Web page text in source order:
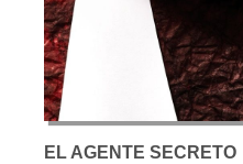
EL AGENTE SECRETO